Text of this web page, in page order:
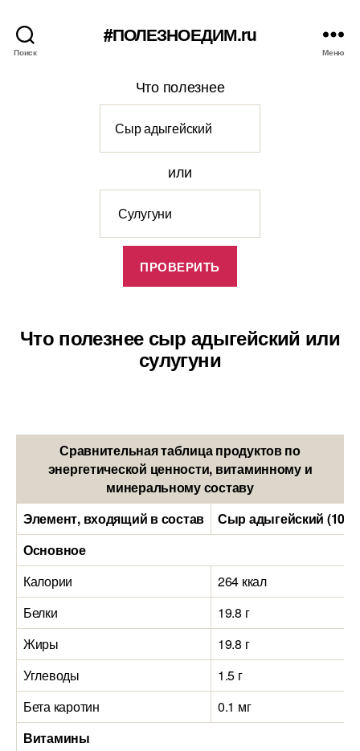
Поиск
#ПОЛЕЗНОЕДИМ.ru
Меню
Что полезнее
или
Что полезнее сыр адыгейский или
сулугуни
Сравнительная таблица продуктов по
энергетической ценности, витаминному и
минеральному составу
Элемент, входящий в состав
Сыр адыгейский (100
Основное
Калории
264 ккал
Белки
19.8 г
Жиры
19.8 г
Углеводы
1.5 г
Бета каротин
0.1 мг
Витамины